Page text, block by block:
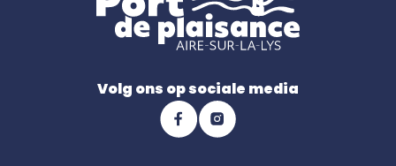
Volg ons op sociale media